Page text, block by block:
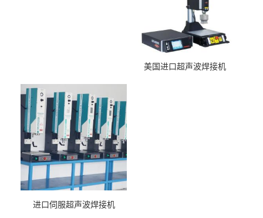
美国进口超声波焊接机
进口伺服超声波焊接机